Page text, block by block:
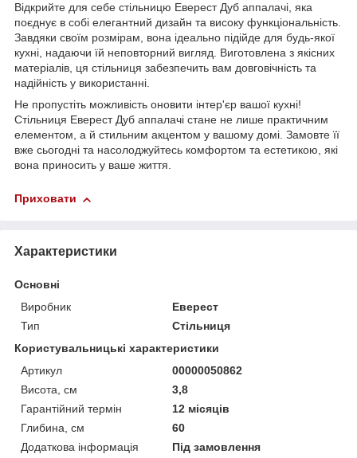
Відкрийте для себе стільницю Еверест Дуб аппалачі, яка
поєднує в собі елегантний дизайн та високу функціональність.
Завдяки своїм розмірам, вона ідеально підійде для будь-якої
кухні, надаючи їй неповторний вигляд. Виготовлена з якісних
матеріалів, ця стільниця забезпечить вам довговічність та
надійність у використанні.
Не пропустіть можливість оновити інтер'єр вашої кухні!
Стільниця Еверест Дуб аппалачі стане не лише практичним
елементом, а й стильним акцентом у вашому домі. Замовте її
вже сьогодні та насолоджуйтесь комфортом та естетикою, які
вона приносить у ваше життя.
Приховати
Характеристики
Основні
Виробник
Еверест
Тип
Стільниця
Користувальницькі характеристики
Артикул
00000050862
Висота, см
3,8
Гарантійний термін
12 місяців
Глибина, см
60
Додаткова інформація
Під замовлення